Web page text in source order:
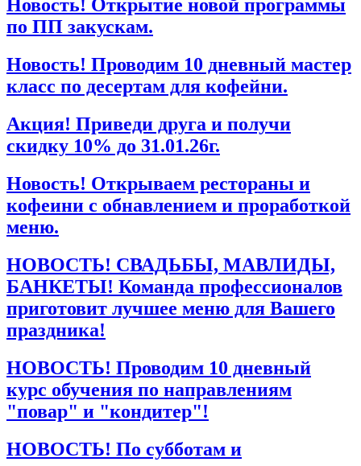
Новость! Открытие новой программы
по ПП закускам.
Новость! Проводим 10 дневный мастер
класс по десертам для кофейни.
Акция! Приведи друга и получи
скидку 10% до 31.01.26г.
Новость! Открываем рестораны и
кофеини с обнавлением и проработкой
меню.
НОВОСТЬ! СВАДЬБЫ, МАВЛИДЫ,
БАНКЕТЫ! Команда профессионалов
приготовит лучшее меню для Вашего
праздника!
НОВОСТЬ! Проводим 10 дневный
курс обучения по направлениям
"повар" и "кондитер"!
НОВОСТЬ! По субботам и